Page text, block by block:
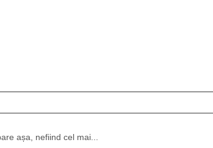
așa, nefiind cel mai...